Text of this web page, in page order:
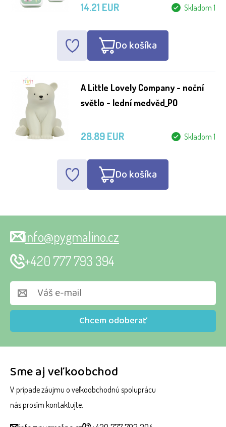
Skladom 1
14.21 EUR
Do košíka
A Little Lovely Company - noční
světlo - lední medvěd_PO
Skladom 1
28.89 EUR
Do košíka
Sme aj veľkoobchod
V prípade záujmu o veľkoobchodnú spoluprácu
nás prosím kontaktujte.
Chcem odoberať
info@pygmalino.cz
+420 777 793 394